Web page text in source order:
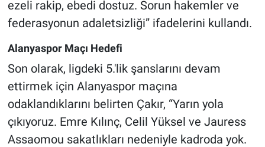
ezeli rakip, ebedi dostuz. Sorun hakemler ve
federasyonun adaletsizliği” ifadelerini kullandı.
Alanyaspor Maçı Hedefi
Son olarak, ligdeki 5.'lik şanslarını devam
ettirmek için Alanyaspor maçına
odaklandıklarını belirten Çakır, “Yarın yola
çıkıyoruz. Emre Kılınç, Celil Yüksel ve Jauress
Assaomou sakatlıkları nedeniyle kadroda yok.